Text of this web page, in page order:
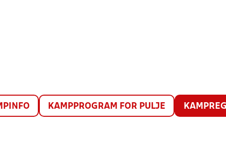
KAMPPROGRAM FOR PULJE